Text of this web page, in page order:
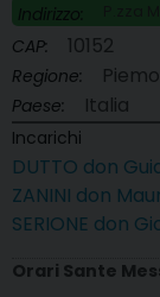
Indirizzo:
CAP: 10152
Regione:
Paese: Italia
Incarichi
DUTTO don
ZANINI don
SERIONE don
Orari Sante